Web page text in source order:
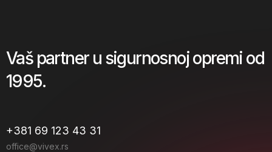
Vaš partner u sigurnosnoj opremi od
1995.
+381 69 123 43 31
office@vivex.rs